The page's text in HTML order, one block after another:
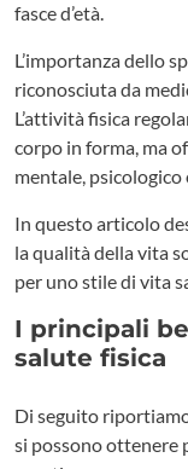
fasce d’età.
L’importanza dello
riconosciuta da
L’attività fisica
corpo in forma, ma
mentale, psicologico
In questo articolo
la qualità della vita
per uno stile di vita
I principali
salute fisica
Di seguito
si possono ottenere